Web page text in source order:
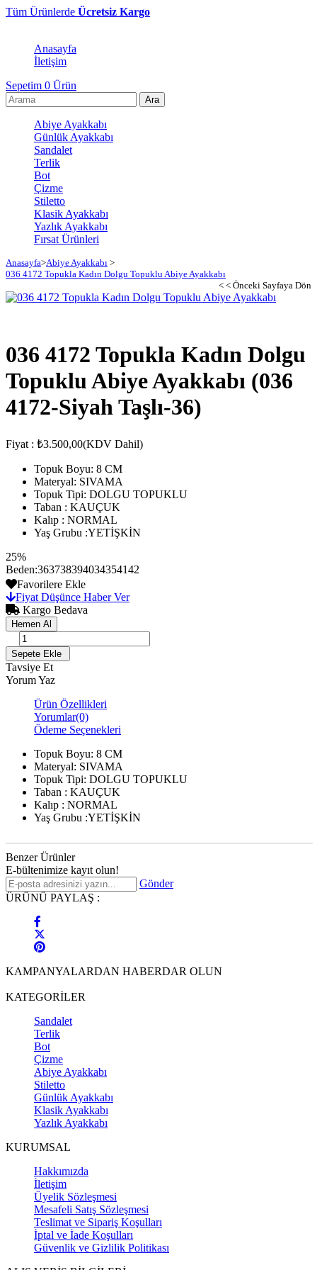
Tüm Ürünlerde Ücretsiz Kargo
Anasayfa
İletişim
Sepetim 0 Ürün
Abiye Ayakkabı
Günlük Ayakkabı
Sandalet
Terlik
Bot
Çizme
Stiletto
Klasik Ayakkabı
Yazlık Ayakkabı
Fırsat Ürünleri
Anasayfa>Abiye Ayakkabı >
036 4172 Topukla Kadın Dolgu Topuklu Abiye Ayakkabı
< < Önceki Sayfaya Dön
036 4172 Topukla Kadın Dolgu
Topuklu Abiye Ayakkabı (036
4172-Siyah Taşlı-36)
Fiyat : ₺3.500,00(KDV Dahil)
Topuk Boyu: 8 CM
Materyal: SIVAMA
Topuk Tipi: DOLGU TOPUKLU
Taban : KAUÇUK
Kalıp : NORMAL
Yaş Grubu :YETİŞKİN
25%
Beden:363738394034354142
Favorilere Ekle
Fiyat Düşünce Haber Ver
Kargo Bedava
Tavsiye Et
Yorum Yaz
Ürün Özellikleri
Yorumlar(0)
Ödeme Seçenekleri
Topuk Boyu: 8 CM
Materyal: SIVAMA
Topuk Tipi: DOLGU TOPUKLU
Taban : KAUÇUK
Kalıp : NORMAL
Yaş Grubu :YETİŞKİN
Benzer Ürünler
E-bültenimize kayıt olun!
Gönder
ÜRÜNÜ PAYLAŞ :
KAMPANYALARDAN HABERDAR OLUN
KATEGORİLER
Sandalet
Terlik
Bot
Çizme
Abiye Ayakkabı
Stiletto
Günlük Ayakkabı
Klasik Ayakkabı
Yazlık Ayakkabı
KURUMSAL
Hakkımızda
İletişim
Üyelik Sözleşmesi
Mesafeli Satış Sözleşmesi
Teslimat ve Sipariş Koşulları
İptal ve İade Koşulları
Güvenlik ve Gizlilik Politikası